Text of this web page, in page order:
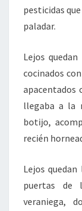
pesticidas
paladar.
Lejos
cocinados
apacentados
llegaba a la
botijo,
recién
Lejos
puertas de
veraniega,